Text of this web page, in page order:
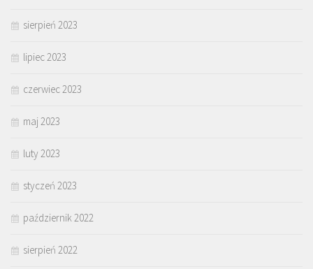
sierpień 2023
lipiec 2023
czerwiec 2023
maj 2023
luty 2023
styczeń 2023
październik 2022
sierpień 2022